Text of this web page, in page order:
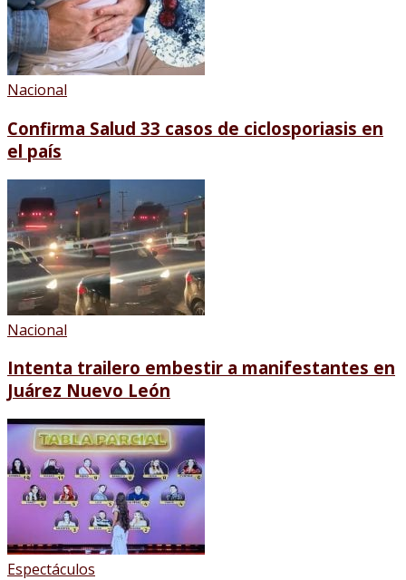
Nacional
Confirma Salud 33 casos de ciclosporiasis en
el país
Nacional
Intenta trailero embestir a manifestantes en
Juárez Nuevo León
Espectáculos